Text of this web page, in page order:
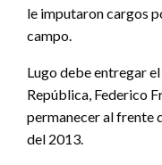
le imputaron cargos
campo.
Lugo debe entregar
República, Federico
permanecer al frente
del 2013.